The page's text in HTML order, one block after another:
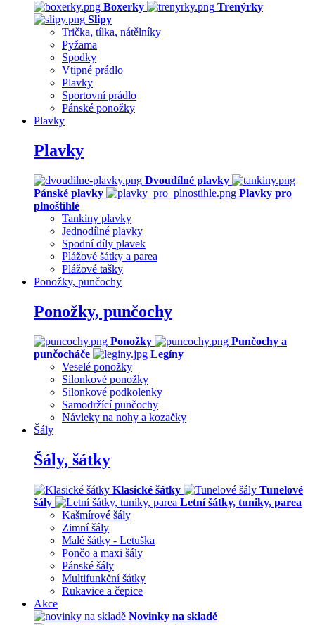
Boxerky
Trenýrky
Slipy
Trička, tílka, nátělníky
Pyžama
Spodky
Vtipné prádlo
Plavky
Sportovní prádlo
Pánské ponožky
Plavky
Plavky
Dvoudílné plavky
Pánské plavky
Plavky pro
plnoštíhlé
Tankiny plavky
Jednodílné plavky
Spodní díly plavek
Plážové šátky a parea
Plážové tašky
Ponožky, punčochy
Ponožky, punčochy
Ponožky
Punčochy a
punčocháče
Legíny
Veselé ponožky
Silonkové ponožky
Silonkové podkolenky
Samodržící punčochy
Návleky na nohy a kozačky
Šály
Šály, šátky
Klasické šátky
Tunelové
šály
Letní šátky, tuniky, parea
Kašmírové šály
Zimní šály
Malé šátky - Letuška
Pončo a maxi šály
Pánské šály
Multifunkční šátky
Rukavice a čepice
Akce
Novinky na skladě